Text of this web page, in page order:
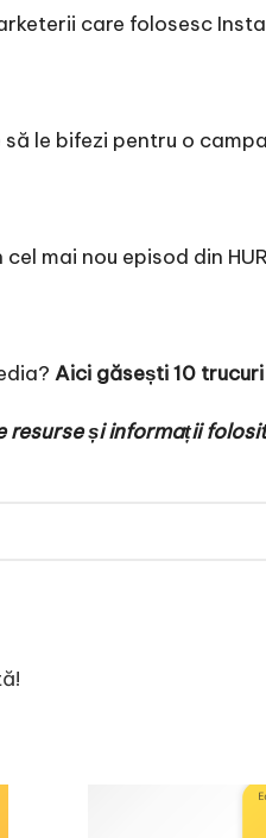
care folosesc
le bifezi pentru o
mai nou episod din
Aici găsești 10 trucuri
resurse și informații